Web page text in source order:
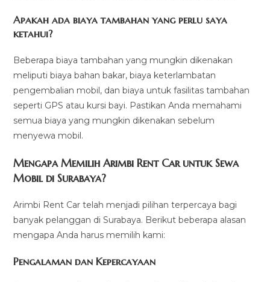
Apakah ada biaya tambahan yang perlu saya
ketahui?
Beberapa biaya tambahan yang mungkin dikenakan
meliputi biaya bahan bakar, biaya keterlambatan
pengembalian mobil, dan biaya untuk fasilitas tambahan
seperti GPS atau kursi bayi. Pastikan Anda memahami
semua biaya yang mungkin dikenakan sebelum
menyewa mobil.
Mengapa Memilih Arimbi Rent Car untuk Sewa
Mobil di Surabaya?
Arimbi Rent Car telah menjadi pilihan terpercaya bagi
banyak pelanggan di Surabaya. Berikut beberapa alasan
mengapa Anda harus memilih kami:
Pengalaman dan Kepercayaan